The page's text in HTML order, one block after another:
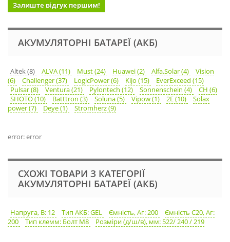
Залиште відгук першим!
АКУМУЛЯТОРНІ БАТАРЕЇ (АКБ)
Altek (8) ALVA (11) Must (24) Huawei (2) Alfa.Solar (4)
Vision
(6)
Challenger (37) LogicPower (6) Kijo (15)
EverExceed (15)
Pulsar (8)
Ventura (21) Pylontech (12) Sonnenschein (4)
CH (6)
SHOTO (10)
Batttron (3) Soluna (5) Vipow (1) 2E (10)
Solax
power (7)
Deye (1) Stromherz (9)
error: error
СХОЖІ ТОВАРИ З КАТЕГОРІЇ
АКУМУЛЯТОРНІ БАТАРЕЇ (АКБ)
Напруга, В: 12 Тип АКБ: GEL Ємність, Аг: 200
Ємність С20, Аг:
200
Тип клемм: Болт М8 Розміри (д/ш/в), мм: 522/ 240 / 219